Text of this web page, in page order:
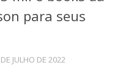
para seus
DE JULHO DE 2022